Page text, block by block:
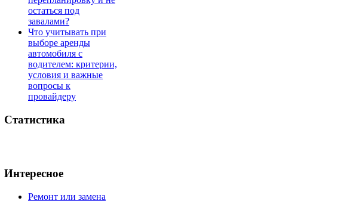
остаться под
завалами?
Что учитывать при
выборе аренды
автомобиля с
водителем: критерии,
условия и важные
вопросы к
провайдеру
Статистика
Интересное
Ремонт или замена